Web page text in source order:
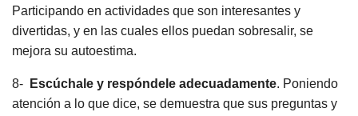
Participando en actividades que son interesantes y
divertidas, y en las cuales ellos puedan sobresalir, se
mejora su autoestima.
8- Escúchale y respóndele adecuadamente. Poniendo
atención a lo que dice, se demuestra que sus preguntas y